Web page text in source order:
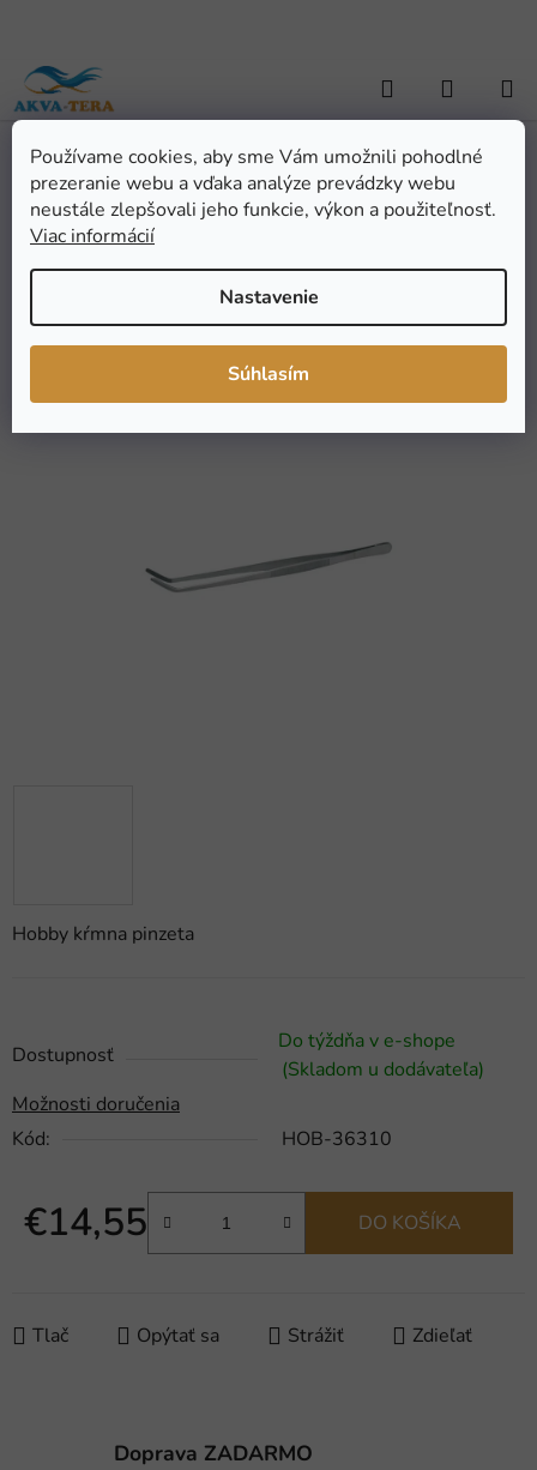
Používame cookies, aby sme Vám umožnili pohodlné
prezeranie webu a vďaka analýze prevádzky webu
neustále zlepšovali jeho funkcie, výkon a použiteľnosť.
Viac informácií
Nastavenie
Súhlasím
obsah
Hľadať
KOŠÍK
Domov / TERARISTIKA / Terárijné potreby / Manipulačné pomôcky
Hobby pinzeta na kŕmenie zahnutá 30 cm
Hobby kŕmna pinzeta
Dostupnosť
Do týždňa v e-shope
(Skladom u dodávateľa)
Možnosti doručenia
Kód:
HOB-36310
€14,55
Jednotková cena:
DO KOŠÍKA
Tlač Opýtať sa Strážiť Zdieľať
Hobby pinzeta na kŕmenie
zahnutá 30 cm
hodnotenie
0,0
Podrobnosti hodnotenia
Značka:Hobby
Doprava ZADARMO